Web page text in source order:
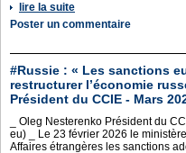
lire la suite
Poster un commentaire
#Russie : « Les sanctions
restructurer l’économie
Président du CCIE - Mars
_ Oleg Nesterenko Président du
eu) _ Le 23 février 2026 le
Affaires étrangères les sanctions